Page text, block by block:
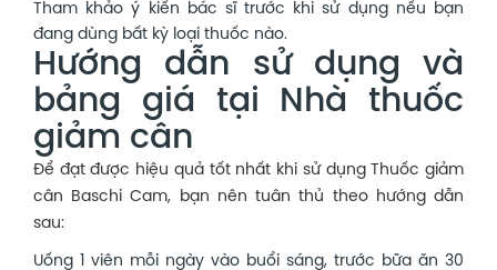
Tham khảo ý kiến bác sĩ trước khi sử dụng nếu bạn
đang dùng bất kỳ loại thuốc nào.
Hướng dẫn sử dụng và
bảng giá tại Nhà thuốc
giảm cân
Để đạt được hiệu quả tốt nhất khi sử dụng Thuốc giảm
cân Baschi Cam, bạn nên tuân thủ theo hướng dẫn
sau:
Uống 1 viên mỗi ngày vào buổi sáng, trước bữa ăn 30